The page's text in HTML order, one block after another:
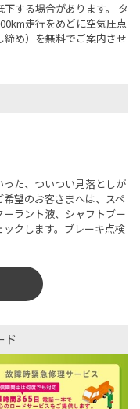
する場合があります。 タ
走行をめどに空気圧点
め）を無料でご案内させ
た、ついつい見落としが
望のお客さまへは、スペ
ラント液、シャフトブー
クします。ブレーキ点検
ド